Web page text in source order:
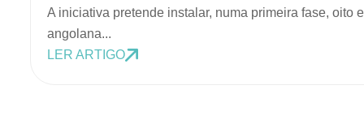
A iniciativa pretende instalar, numa primeira fase, oito
angolana...
LER ARTIGO